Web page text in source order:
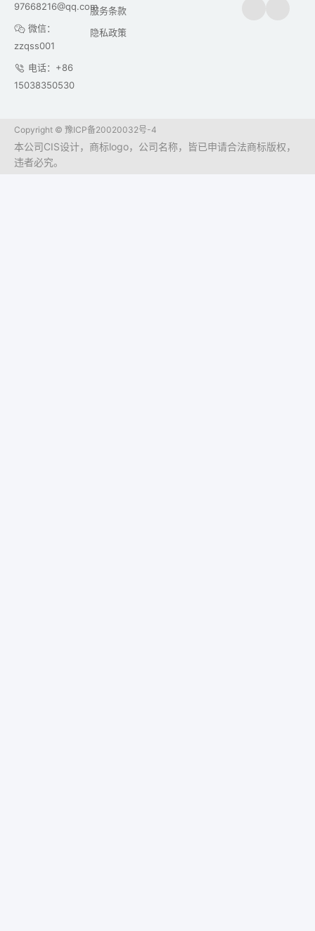
97668216@qq.com
微信：
zzqss001
电话：+86
15038350530
服务条款
隐私政策
Copyright © 豫ICP备20020032号-4
本公司CIS设计，商标logo，公司名称，皆已申请合法商标版权，
违者必究。